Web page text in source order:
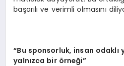
başarılı ve verimli olmasını
“Bu sponsorluk, insan odaklı
yalnızca bir örneği”